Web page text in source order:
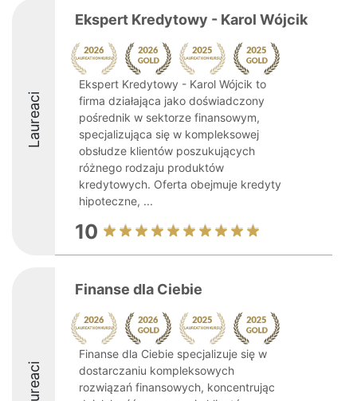
Laureaci
Ekspert Kredytowy - Karol Wójcik
Ekspert Kredytowy - Karol Wójcik to
firma działająca jako doświadczony
pośrednik w sektorze finansowym,
specjalizująca się w kompleksowej
obsłudze klientów poszukujących
różnego rodzaju produktów
kredytowych. Oferta obejmuje kredyty
hipoteczne, ...
10
Laureaci
Finanse dla Ciebie
Finanse dla Ciebie specjalizuje się w
dostarczaniu kompleksowych
rozwiązań finansowych, koncentrując